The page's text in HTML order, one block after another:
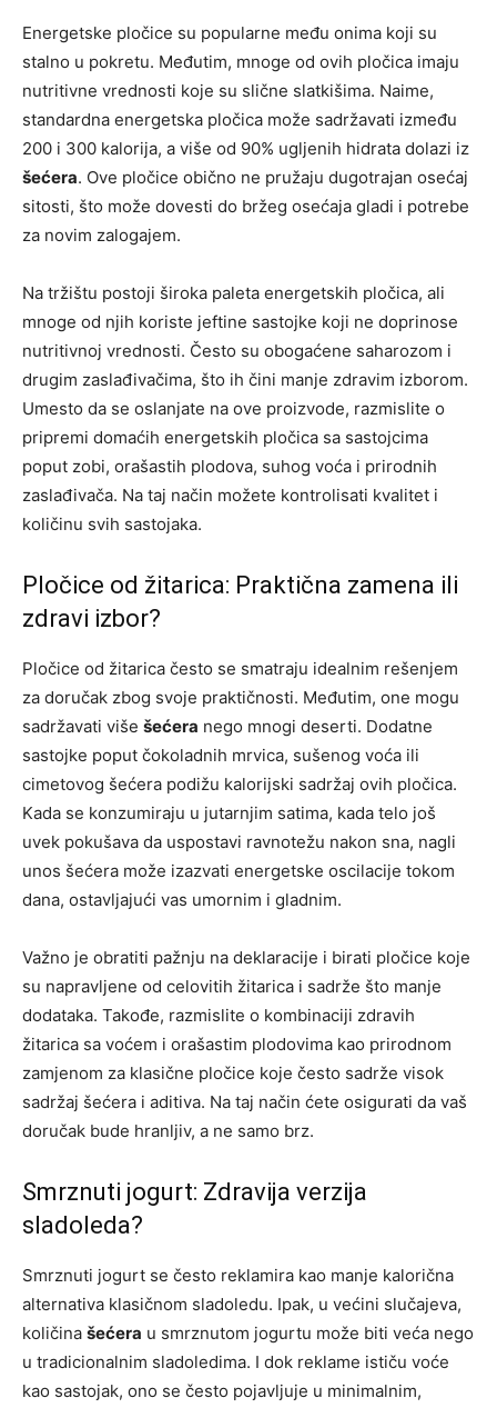
Energetske pločice su popularne među onima koji su
stalno u pokretu. Međutim, mnoge od ovih pločica imaju
nutritivne vrednosti koje su slične slatkišima. Naime,
standardna energetska pločica može sadržavati između
200 i 300 kalorija, a više od 90% ugljenih hidrata dolazi iz
šećera. Ove pločice obično ne pružaju dugotrajan osećaj
sitosti, što može dovesti do bržeg osećaja gladi i potrebe
za novim zalogajem.
Na tržištu postoji široka paleta energetskih pločica, ali
mnoge od njih koriste jeftine sastojke koji ne doprinose
nutritivnoj vrednosti. Često su obogaćene saharozom i
drugim zaslađivačima, što ih čini manje zdravim izborom.
Umesto da se oslanjate na ove proizvode, razmislite o
pripremi domaćih energetskih pločica sa sastojcima
poput zobi, orašastih plodova, suhog voća i prirodnih
zaslađivača. Na taj način možete kontrolisati kvalitet i
količinu svih sastojaka.
Pločice od žitarica: Praktična zamena ili
zdravi izbor?
Pločice od žitarica često se smatraju idealnim rešenjem
za doručak zbog svoje praktičnosti. Međutim, one mogu
sadržavati više šećera nego mnogi deserti. Dodatne
sastojke poput čokoladnih mrvica, sušenog voća ili
cimetovog šećera podižu kalorijski sadržaj ovih pločica.
Kada se konzumiraju u jutarnjim satima, kada telo još
uvek pokušava da uspostavi ravnotežu nakon sna, nagli
unos šećera može izazvati energetske oscilacije tokom
dana, ostavljajući vas umornim i gladnim.
Važno je obratiti pažnju na deklaracije i birati pločice koje
su napravljene od celovitih žitarica i sadrže što manje
dodataka. Takođe, razmislite o kombinaciji zdravih
žitarica sa voćem i orašastim plodovima kao prirodnom
zamjenom za klasične pločice koje često sadrže visok
sadržaj šećera i aditiva. Na taj način ćete osigurati da vaš
doručak bude hranljiv, a ne samo brz.
Smrznuti jogurt: Zdravija verzija
sladoleda?
Smrznuti jogurt se često reklamira kao manje kalorična
alternativa klasičnom sladoledu. Ipak, u većini slučajeva,
količina šećera u smrznutom jogurtu može biti veća nego
u tradicionalnim sladoledima. I dok reklame ističu voće
kao sastojak, ono se često pojavljuje u minimalnim,